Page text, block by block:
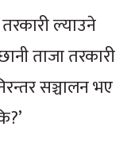
ल्याउने
ताजा तरकारी
सञ्चालन भए